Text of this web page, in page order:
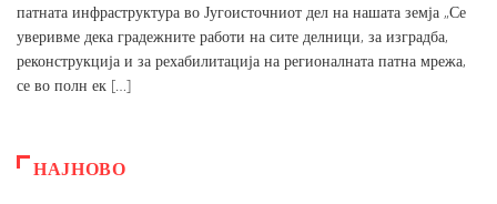
патната инфраструктура во Југоисточниот дел на нашата земја „Се
уверивме дека градежните работи на сите делници, за изградба,
реконструкција и за рехабилитација на регионалната патна мрежа,
се во полн ек […]
НАЈНОВО